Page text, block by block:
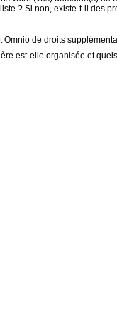
? Si non, existe-t-il des
de droits
est-elle organisée et